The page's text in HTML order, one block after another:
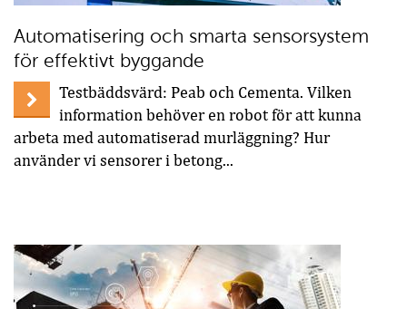
Automatisering och smarta sensorsystem
för effektivt byggande
Testbäddsvärd: Peab och Cementa. Vilken
information behöver en robot för att kunna
arbeta med automatiserad murläggning? Hur
använder vi sensorer i betong...